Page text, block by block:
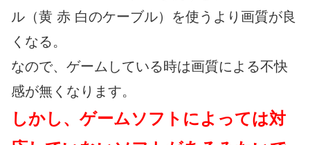
ル（黄 赤 白のケーブル）を使うより画質が良
くなる。
なので、ゲームしている時は画質による不快
感が無くなります。
しかし、ゲームソフトによっては対